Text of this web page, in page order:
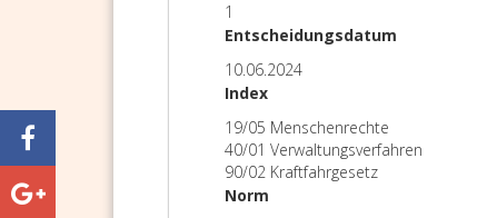
1
Entscheidungsdatum
10.06.2024
Index
19/05 Menschenrechte
40/01 Verwaltungsverfahren
90/02 Kraftfahrgesetz
Norm